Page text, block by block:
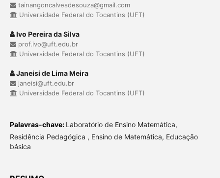
tainangoncalvesdesouza@gmail.com
Universidade Federal do Tocantins (UFT)
Ivo Pereira da Silva
prof.ivo@uft.edu.br
Universidade Federal do Tocantins (UFT)
Janeisi de Lima Meira
janeisi@uft.edu.br
Universidade Federal do Tocantins (UFT)
Palavras-chave: Laboratório de Ensino Matemática,
Residência Pedagógica , Ensino de Matemática, Educação
básica